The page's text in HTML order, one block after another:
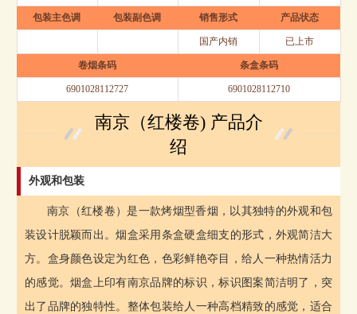
包装主色调 包装副色调 销售形式 产品状态
国产内销 已上市
卷烟条码 条盒条码
6901028112727 6901028112710
南京（红楼卷) 产品介
绍
外观和包装
南京（红楼卷）是一款烤烟型香烟，以其独特的外观和包
装设计脱颖而出。烟盒采用条盒硬盒细支的形式，外观简洁大
方。盒身颜色设定为红色，色彩鲜艳夺目，给人一种热情活力
的感觉。烟盒上印有南京品牌的标识，标识图案简洁明了，突
出了品牌的独特性。整体包装给人一种高档精致的感觉，适合